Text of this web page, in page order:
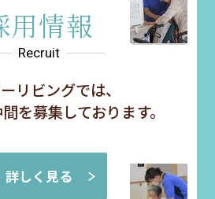
用情報
Recruit
リビングでは、
を募集しております。
詳しく見る